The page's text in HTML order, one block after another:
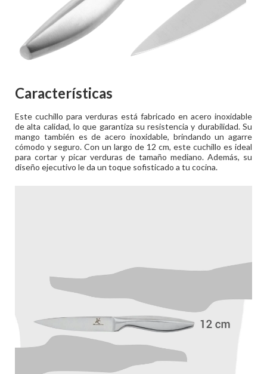
Características
Este cuchillo para verduras está fabricado en acero inoxidable
de alta calidad, lo que garantiza su resistencia y durabilidad. Su
mango también es de acero inoxidable, brindando un agarre
cómodo y seguro. Con un largo de 12 cm, este cuchillo es ideal
para cortar y picar verduras de tamaño mediano. Además, su
diseño ejecutivo le da un toque sofisticado a tu cocina.